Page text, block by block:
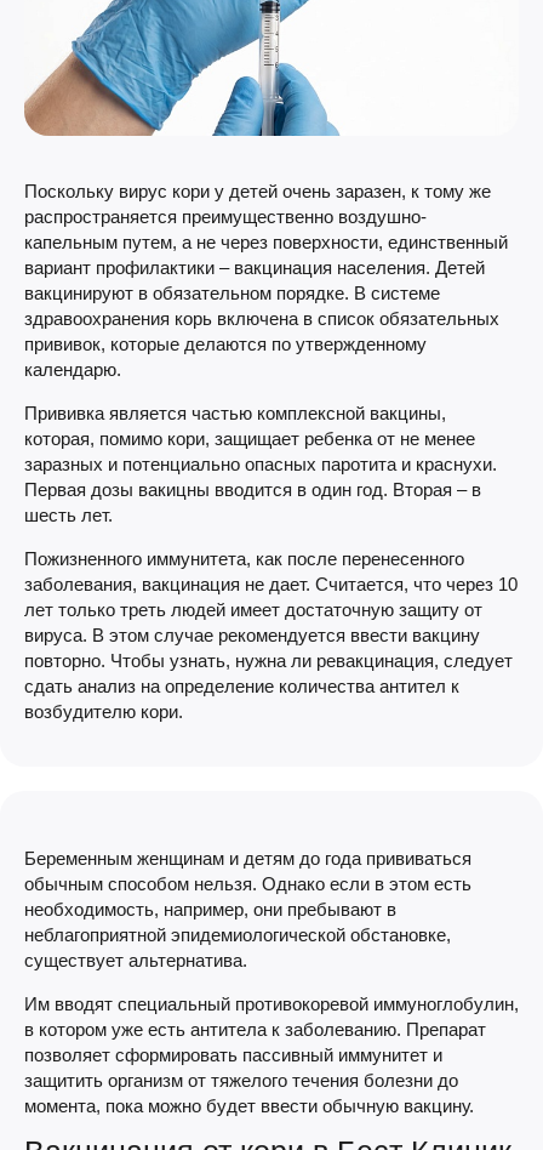
Поскольку вирус кори у детей очень заразен, к тому же
распространяется преимущественно воздушно-
капельным путем, а не через поверхности, единственный
вариант профилактики – вакцинация населения. Детей
вакцинируют в обязательном порядке. В системе
здравоохранения корь включена в список обязательных
прививок, которые делаются по утвержденному
календарю.
Прививка является частью комплексной вакцины,
которая, помимо кори, защищает ребенка от не менее
заразных и потенциально опасных паротита и краснухи.
Первая дозы вакицны вводится в один год. Вторая – в
шесть лет.
Пожизненного иммунитета, как после перенесенного
заболевания, вакцинация не дает. Считается, что через 10
лет только треть людей имеет достаточную защиту от
вируса. В этом случае рекомендуется ввести вакцину
повторно. Чтобы узнать, нужна ли ревакцинация, следует
сдать анализ на определение количества антител к
возбудителю кори.
Беременным женщинам и детям до года прививаться
обычным способом нельзя. Однако если в этом есть
необходимость, например, они пребывают в
неблагоприятной эпидемиологической обстановке,
существует альтернатива.
Им вводят специальный противокоревой иммуноглобулин,
в котором уже есть антитела к заболеванию. Препарат
позволяет сформировать пассивный иммунитет и
защитить организм от тяжелого течения болезни до
момента, пока можно будет ввести обычную вакцину.